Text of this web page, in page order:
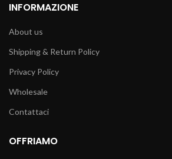
INFORMAZIONE
About us
Shipping & Return Policy
Privacy Policy
Wholesale
Contattaci
OFFRIAMO